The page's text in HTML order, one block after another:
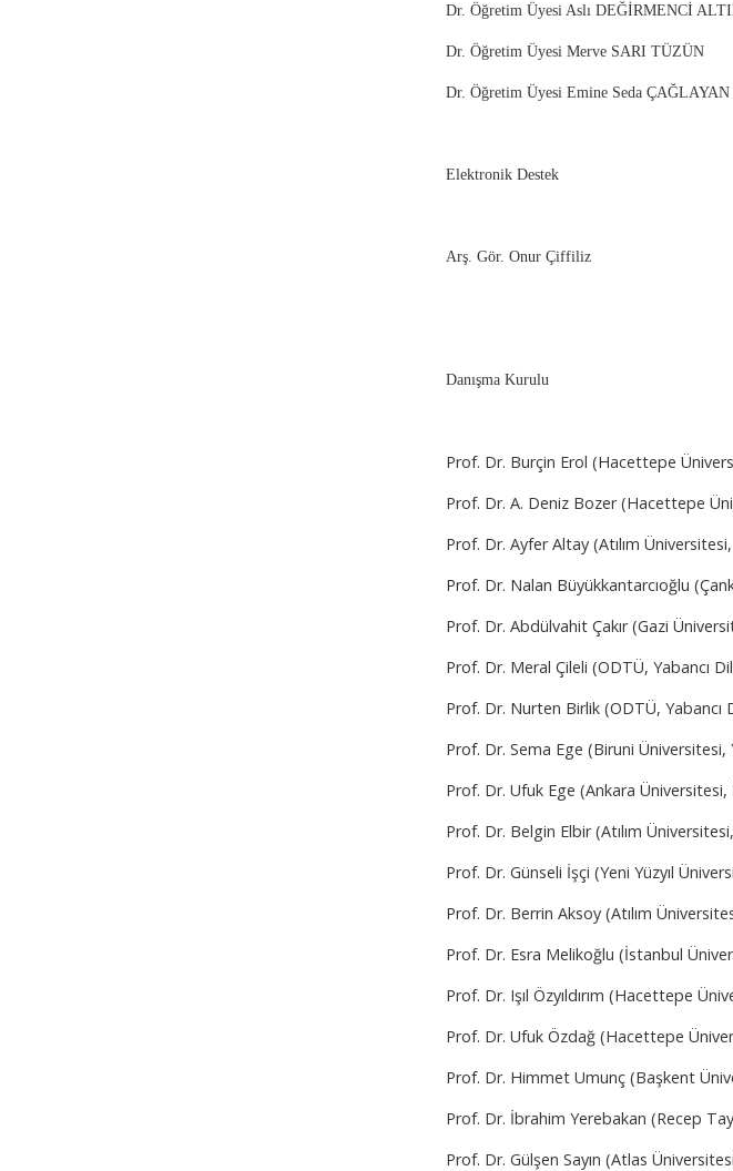
Dr. Öğretim Üyesi Aslı DEĞİRMENCİ
Dr. Öğretim Üyesi Merve SARI TÜZÜN
Dr. Öğretim Üyesi Emine Seda
Elektronik Destek
Arş. Gör. Onur Çiffiliz
Danışma Kurulu
Prof. Dr. Burçin Erol (Hacettepe
Prof. Dr. A. Deniz Bozer (Hacettepe
Prof. Dr. Ayfer Altay (Atılım
Prof. Dr. Nalan Büyükkantarcıoğlu
Prof. Dr. Abdülvahit Çakır (Gazi
Prof. Dr. Meral Çileli (ODTÜ, Yabancı
Prof. Dr. Nurten Birlik (ODTÜ, Yabancı
Prof. Dr. Sema Ege (Biruni
Prof. Dr. Ufuk Ege (Ankara
Prof. Dr. Belgin Elbir (Atılım
Prof. Dr. Günseli İşçi (Yeni Yüzyıl
Prof. Dr. Berrin Aksoy (Atılım
Prof. Dr. Esra Melikoğlu (İstanbul
Prof. Dr. Işıl Özyıldırım (Hacettepe
Prof. Dr. Ufuk Özdağ (Hacettepe
Prof. Dr. Himmet Umunç (Başkent
Prof. Dr. İbrahim Yerebakan (Recep
Prof. Dr. Gülşen Sayın (Atlas